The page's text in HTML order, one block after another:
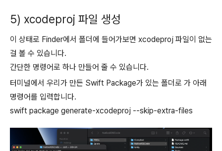
5) xcodeproj 파일 생성
이 상태로 Finder에서 폴더에 들어가보면 xcodeproj 파일이 없는
걸 볼 수 있습니다.
간단한 명령어로 하나 만들어 줄 수 있습니다.
터미널에서 우리가 만든 Swift Package가 있는 폴더로 가 아래
명령어를 입력합니다.
swift package generate-xcodeproj --skip-extra-files